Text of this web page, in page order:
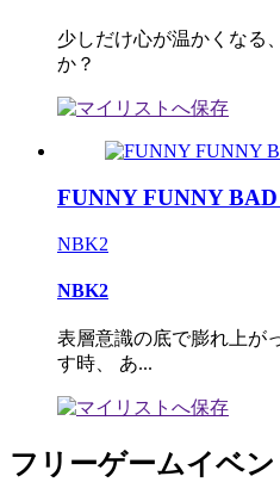
少しだけ心が温かくなる
か？
FUNNY FUNNY
NBK2
NBK2
表層意識の底で膨れ上が
す時、 あ...
フリーゲームイベン